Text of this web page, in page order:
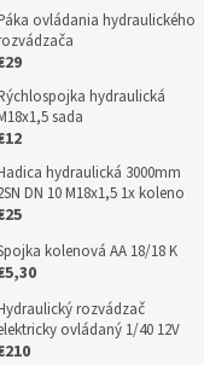
ovládania hydraulického
hydraulická
sada
hydraulická 3000mm
DN 10 M18x1,5 1x koleno
kolenová AA 18/18 K
rozvádzač
ovládaný 1/40 12V